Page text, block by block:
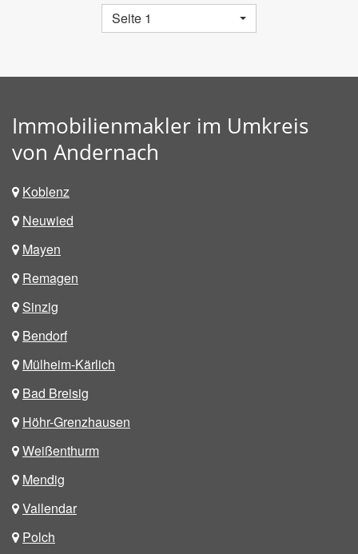
Seite 1
Immobilienmakler im Umkreis
von Andernach
Koblenz
Neuwied
Mayen
Remagen
Sinzig
Bendorf
Mülheim-Kärlich
Bad Breisig
Höhr-Grenzhausen
Weißenthurm
Mendig
Vallendar
Polch